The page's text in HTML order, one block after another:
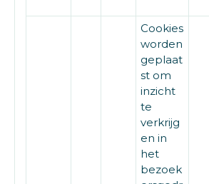
Cookies
worden
geplaat
st om
inzicht
te
verkrijg
en in
het
bezoek